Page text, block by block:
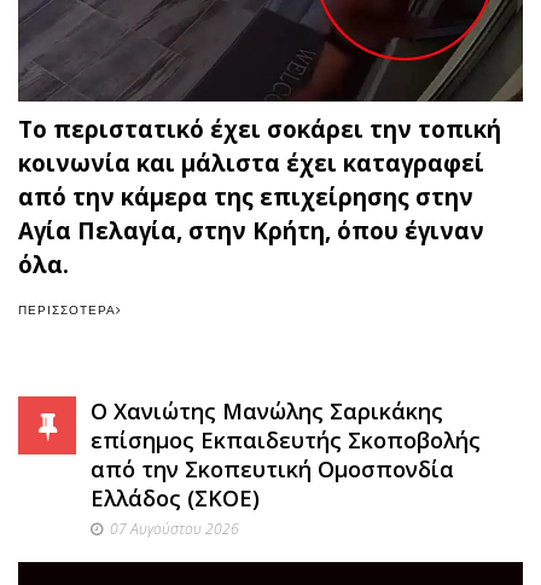
Το περιστατικό έχει σοκάρει την τοπική
κοινωνία και μάλιστα έχει καταγραφεί
από την κάμερα της επιχείρησης στην
Αγία Πελαγία, στην Κρήτη, όπου έγιναν
όλα.
ΠΕΡΙΣΣΌΤΕΡΑ
Ο Χανιώτης Μανώλης Σαρικάκης
επίσημος Εκπαιδευτής Σκοποβολής
από την Σκοπευτική Ομοσπονδία
Ελλάδος (ΣΚΟΕ)
07 Αυγούστου 2026